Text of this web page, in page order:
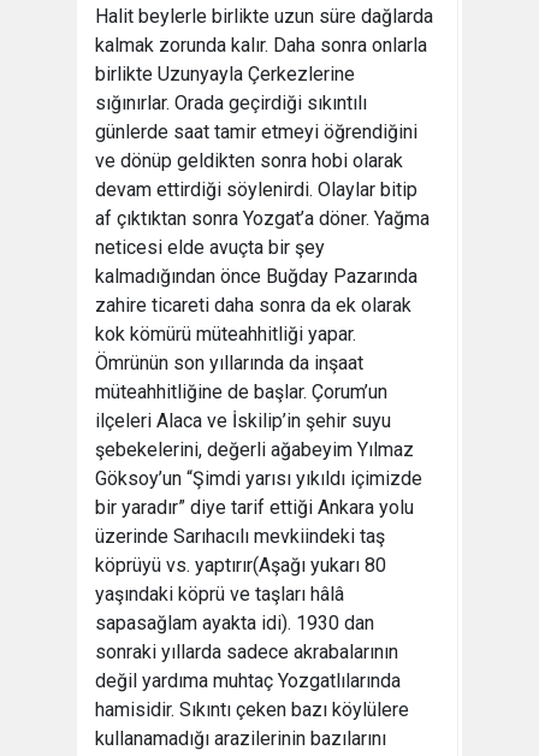
Halit beylerle birlikte uzun süre dağlarda
kalmak zorunda kalır. Daha sonra onlarla
birlikte Uzunyayla Çerkezlerine
sığınırlar. Orada geçirdiği sıkıntılı
günlerde saat tamir etmeyi öğrendiğini
ve dönüp geldikten sonra hobi olarak
devam ettirdiği söylenirdi. Olaylar bitip
af çıktıktan sonra Yozgat’a döner. Yağma
neticesi elde avuçta bir şey
kalmadığından önce Buğday Pazarında
zahire ticareti daha sonra da ek olarak
kok kömürü müteahhitliği yapar.
Ömrünün son yıllarında da inşaat
müteahhitliğine de başlar. Çorum’un
ilçeleri Alaca ve İskilip’in şehir suyu
şebekelerini, değerli ağabeyim Yılmaz
Göksoy’un “Şimdi yarısı yıkıldı içimizde
bir yaradır” diye tarif ettiği Ankara yolu
üzerinde Sarıhacılı mevkiindeki taş
köprüyü vs. yaptırır(Aşağı yukarı 80
yaşındaki köprü ve taşları hâlâ
sapasağlam ayakta idi). 1930 dan
sonraki yıllarda sadece akrabalarının
değil yardıma muhtaç Yozgatlılarında
hamisidir. Sıkıntı çeken bazı köylülere
kullanamadığı arazilerinin bazılarını